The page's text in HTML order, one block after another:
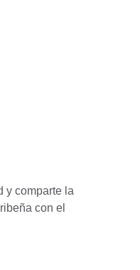
y comparte la
con el